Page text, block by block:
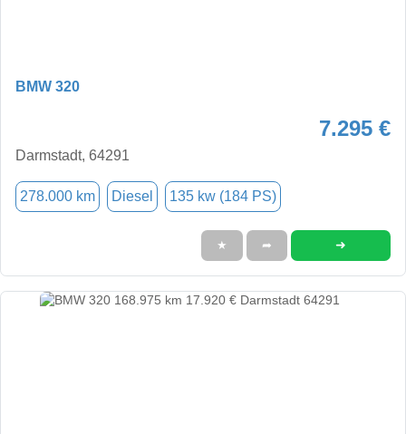
BMW 320
7.295 €
Darmstadt, 64291
278.000 km Diesel 135 kw (184 PS)
★ ➦ ➜